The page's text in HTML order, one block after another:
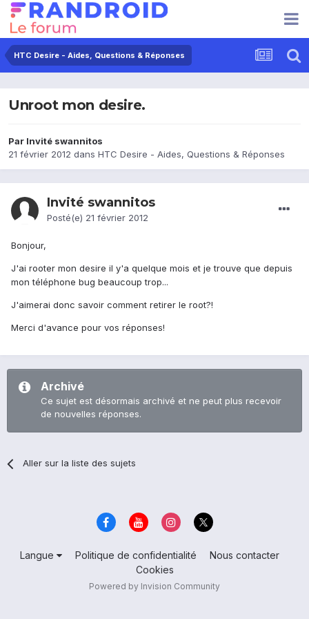
HTC Desire - Aides, Questions & Réponses
Unroot mon desire.
Par Invité swannitos
21 février 2012 dans HTC Desire - Aides, Questions & Réponses
Invité swannitos
Posté(e) 21 février 2012
Bonjour,
J'ai rooter mon desire il y'a quelque mois et je trouve que depuis
mon téléphone bug beaucoup trop...
J'aimerai donc savoir comment retirer le root?!
Merci d'avance pour vos réponses!
Archivé
Ce sujet est désormais archivé et ne peut plus recevoir
de nouvelles réponses.
Aller sur la liste des sujets
Langue Politique de confidentialité
Nous contacter
Cookies
Powered by Invision Community